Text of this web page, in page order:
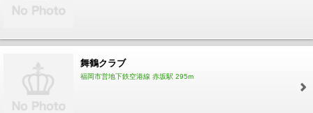
舞鶴クラブ
福岡市営地下鉄空港線 赤坂駅 295m